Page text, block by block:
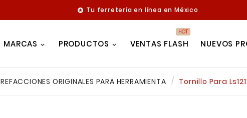
 Tu ferretería en línea en México
MARCAS PRODUCTOS VENTAS FLASH
HOT
NUEVOS
REFACCIONES ORIGINALES PARA HERRAMIENTA Tornillo Para